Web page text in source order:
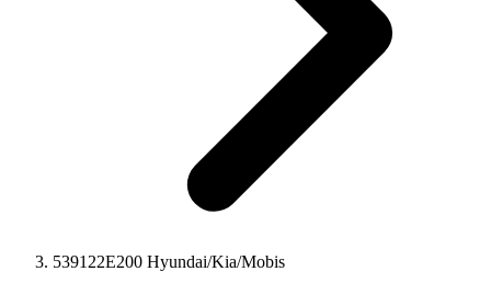
539122E200 Hyundai/Kia/Mobis